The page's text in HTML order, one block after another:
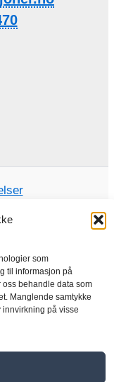
som
til informasjon på
behandle data som
Manglende samtykke
på visse